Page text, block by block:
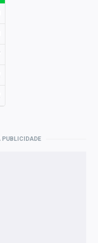
PUBLICIDADE